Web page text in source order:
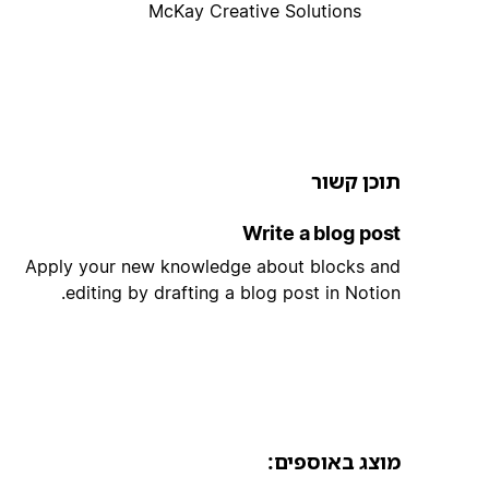
McKay Creative Solutions
תוכן קשור
Write a blog post
Apply your new knowledge about blocks and
editing by drafting a blog post in Notion.
מוצג באוספים: